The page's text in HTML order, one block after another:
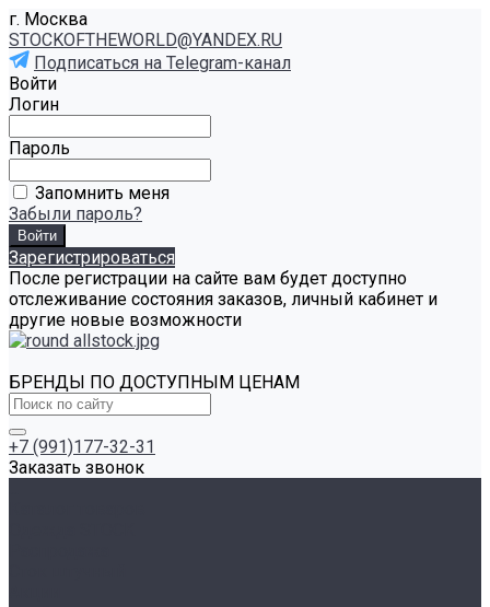
г. Москва
STOCKOFTHEWORLD@YANDEX.RU
Подписаться на Telegram-канал
Войти
Логин
Пароль
Запомнить меня
Забыли пароль?
Зарегистрироваться
После регистрации на сайте вам будет доступно
отслеживание состояния заказов, личный кабинет и
другие новые возможности
БРЕНДЫ ПО ДОСТУПНЫМ ЦЕНАМ
+7 (991)177-32-31
Заказать звонок